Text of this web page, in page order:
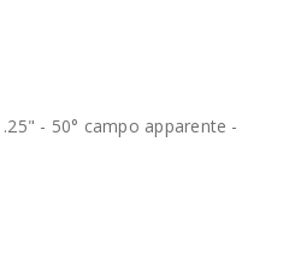
- 50° campo apparente -